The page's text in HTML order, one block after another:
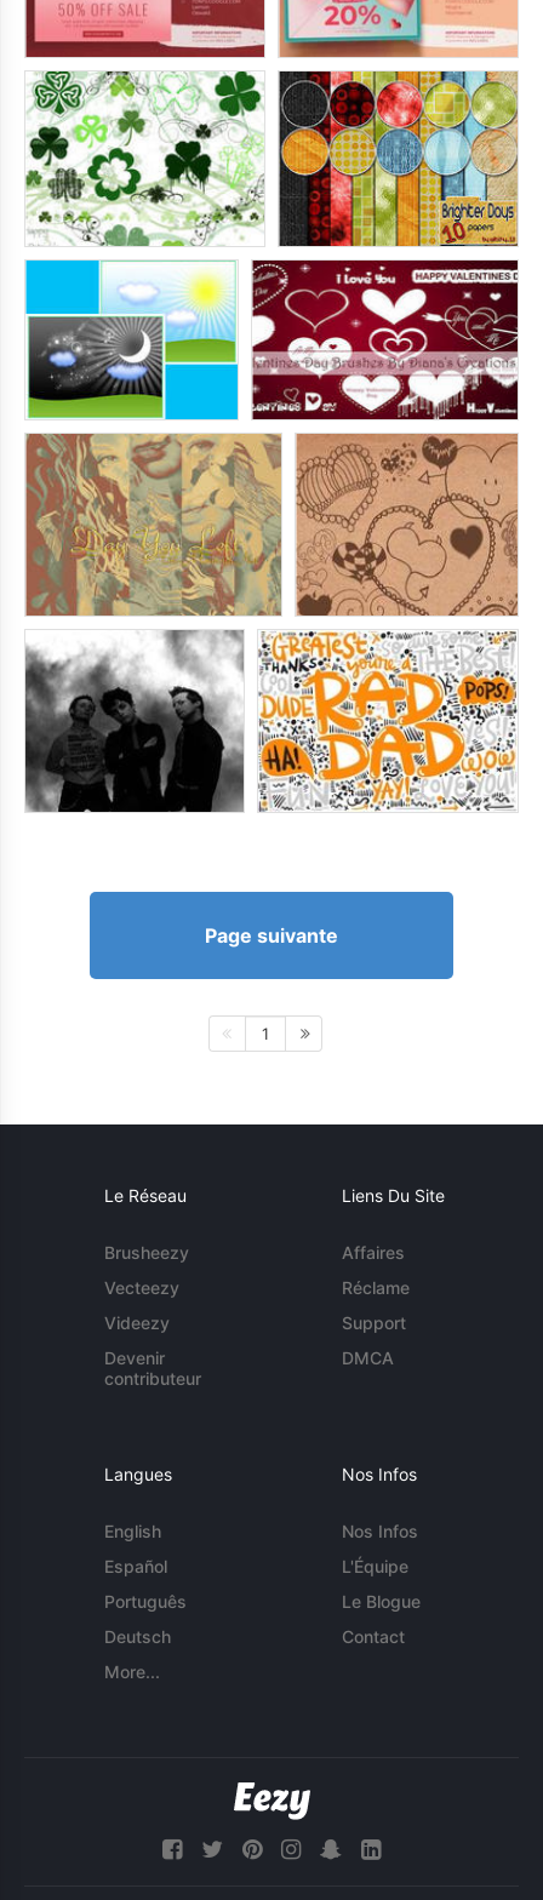
Page suivante
1
Le Réseau
Brusheezy
Vecteezy
Videezy
Devenir
contributeur
Liens Du Site
Affaires
Réclame
Support
DMCA
Langues
English
Español
Português
Deutsch
More...
Nos Infos
Nos Infos
L'Équipe
Le Blogue
Contact